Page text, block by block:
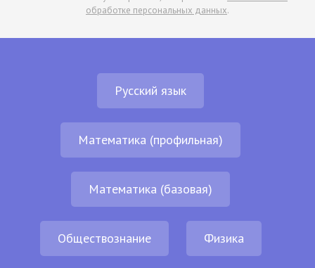
обработке персональных данных.
Русский язык
Математика (профильная)
Математика (базовая)
Обществознание Физика